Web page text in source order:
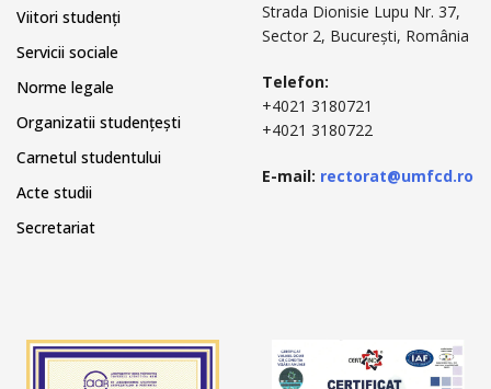
Viitori studenți
Servicii sociale
Norme legale
Organizatii studențești
Carnetul studentului
Acte studii
Secretariat
Strada Dionisie Lupu Nr. 37,
Sector 2, București, România
Telefon:
+4021 3180721
+4021 3180722
E-mail: rectorat@umfcd.ro